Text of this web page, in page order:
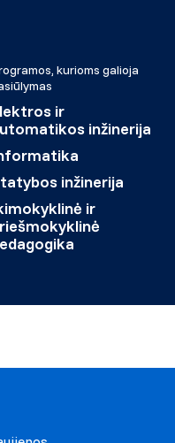
kurioms galioja
ir
inžinerija
inžinerija
ir